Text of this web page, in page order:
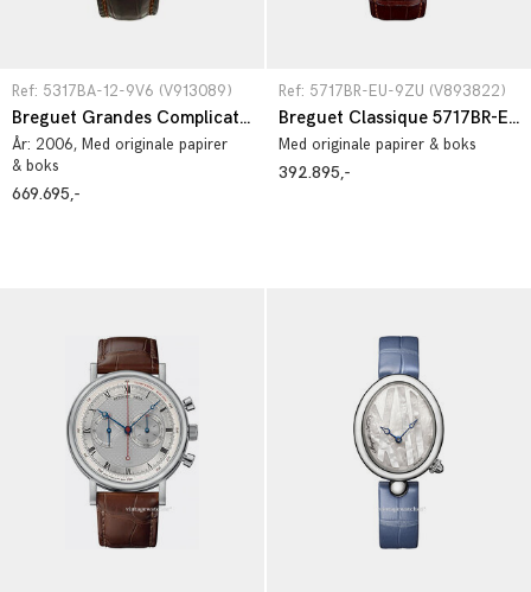
Ref: 5317BA-12-9V6 (V913089)
Breguet Grandes Complications 5317BA-12-9V6
År: 2006, Med originale papirer
& boks
669.695,-
Ref: 5717BR-EU-9ZU (V893822)
Breguet Classique 5717BR-EU-9ZU
Med originale papirer & boks
392.895,-